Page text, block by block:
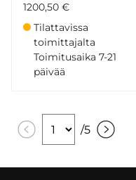
1200,50 €
Tilattavissa
toimittajalta
Toimitusaika 7-21
päivää
/5